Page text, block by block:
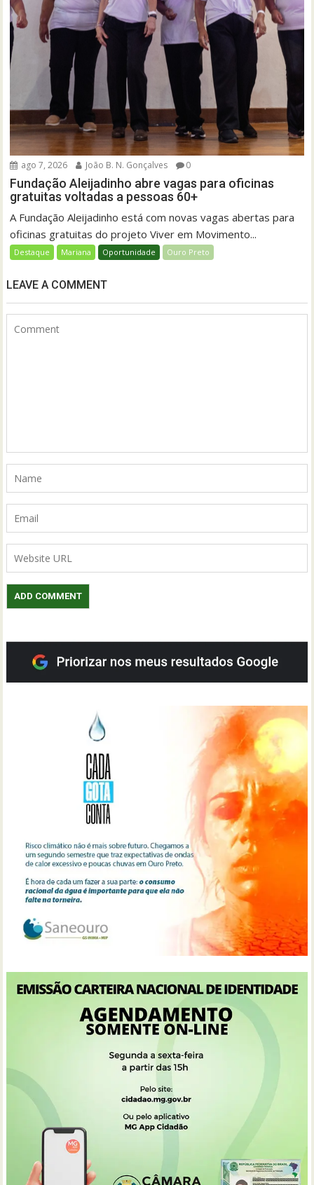
ago 7, 2026 João B. N. Gonçalves 0
Fundação Aleijadinho abre vagas para oficinas
gratuitas voltadas a pessoas 60+
A Fundação Aleijadinho está com novas vagas abertas para
oficinas gratuitas do projeto Viver em Movimento...
Destaque Mariana Oportunidade Ouro Preto
LEAVE A COMMENT